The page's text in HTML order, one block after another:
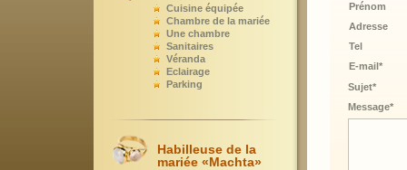
Cuisine équipée
Chambre de la mariée
Une chambre
Sanitaires
Véranda
Eclairage
Parking
Habilleuse de la
mariée «Machta»
Prénom
Adresse
Tel
E-mail*
Sujet*
Message*